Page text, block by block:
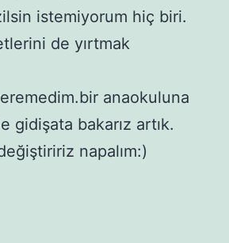
istemiyorum hiç biri.
de yırtmak
anaokuluna
gidişata bakarız artık.
napalım:)